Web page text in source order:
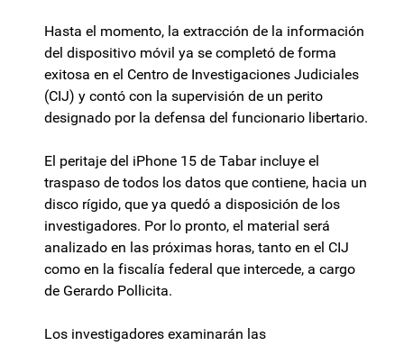
Hasta el momento, la extracción de la información
del dispositivo móvil ya se completó de forma
exitosa en el Centro de Investigaciones Judiciales
(CIJ) y contó con la supervisión de un perito
designado por la defensa del funcionario libertario.
El peritaje del iPhone 15 de Tabar incluye el
traspaso de todos los datos que contiene, hacia un
disco rígido, que ya quedó a disposición de los
investigadores. Por lo pronto, el material será
analizado en las próximas horas, tanto en el CIJ
como en la fiscalía federal que intercede, a cargo
de Gerardo Pollicita.
Los investigadores examinarán las